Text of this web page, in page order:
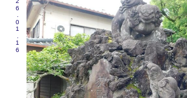
2026.01.16